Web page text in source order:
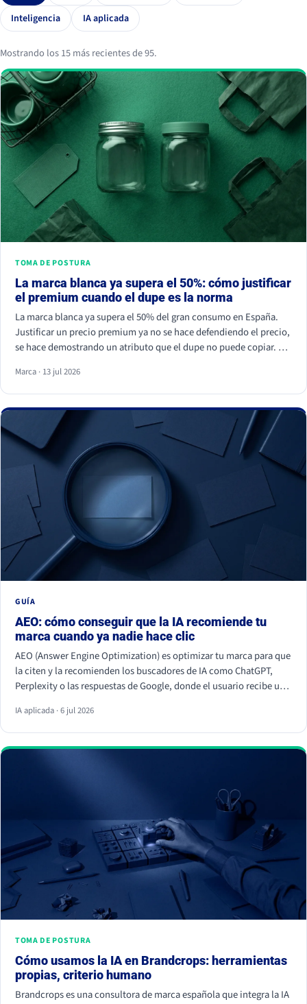
Inteligencia
IA aplicada
Mostrando los 15 más recientes de 95.
TOMA DE POSTURA
La marca blanca ya supera el 50%: cómo justificar
el premium cuando el dupe es la norma
La marca blanca ya supera el 50% del gran consumo en España.
Justificar un precio premium ya no se hace defendiendo el precio,
se hace demostrando un atributo que el dupe no puede copiar. Si
siempre va a ganar.
Marca · 13 jul 2026
GUÍA
AEO: cómo conseguir que la IA recomiende tu
marca cuando ya nadie hace clic
AEO (Answer Engine Optimization) es optimizar tu marca para que
la citen y la recomienden los buscadores de IA como ChatGPT,
Perplexity o las respuestas de Google, donde el usuario recibe una
información citable, ganarte autoridad de terceros y demostrar
experiencia real. Empieza hoy, porque la IA ya decide a quién
nombrar y a quién ignorar.
IA aplicada · 6 jul 2026
TOMA DE POSTURA
Cómo usamos la IA en Brandcrops: herramientas
propias, criterio humano
Brandcrops es una consultora de marca española que integra la IA